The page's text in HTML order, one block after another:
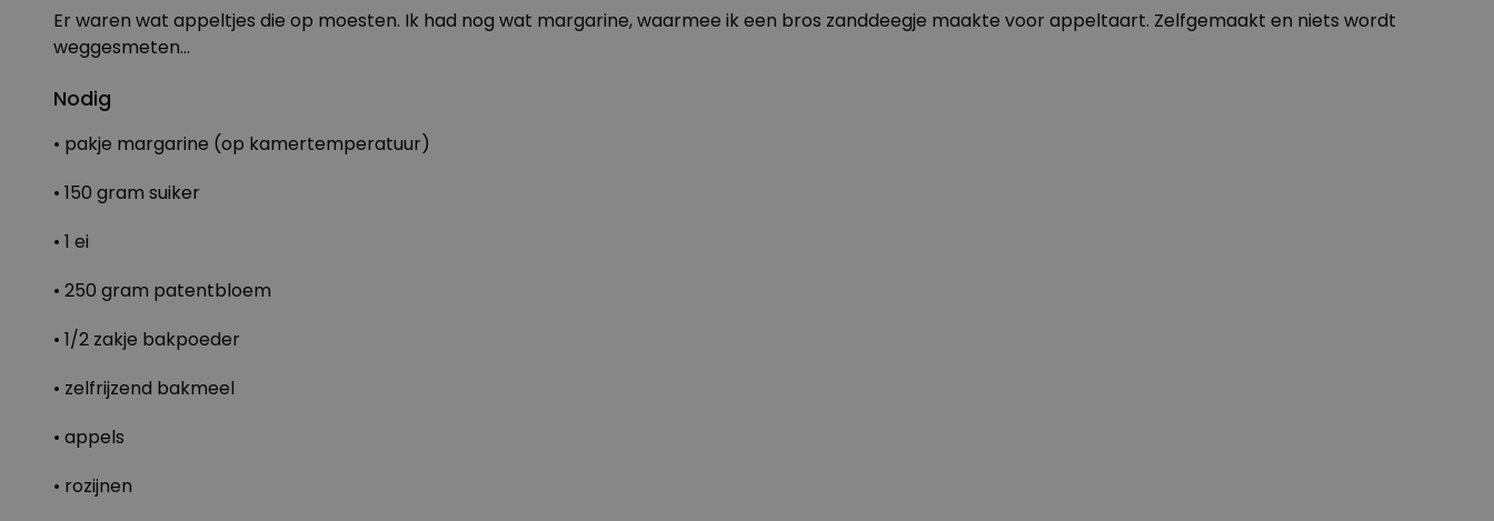
Er waren wat appeltjes die op moesten. Ik had nog wat margarine, waarmee ik een bros zanddeegje maakte voor appeltaart. Zelfgemaakt en niets wordt
weggesmeten…
Nodig
• pakje margarine (op kamertemperatuur)
• 150 gram suiker
• 1 ei
• 250 gram patentbloem
• 1/2 zakje bakpoeder
• zelfrijzend bakmeel
• appels
• rozijnen